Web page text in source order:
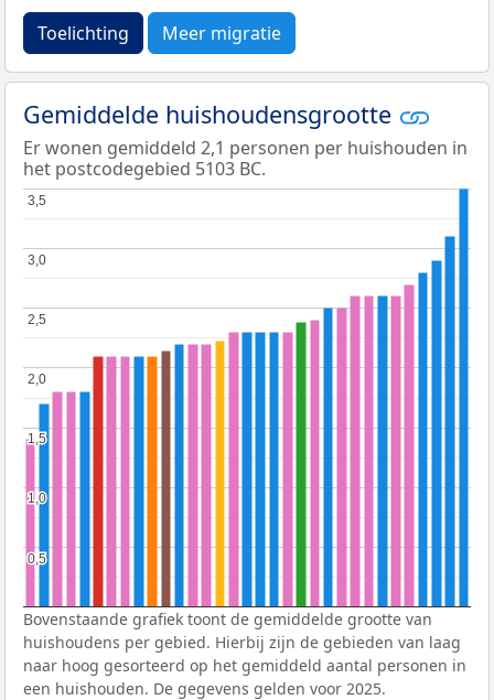
Toelichting Meer migratie
Gemiddelde huishoudensgrootte
Er wonen gemiddeld 2,1 personen per huishouden in
het postcodegebied 5103 BC.
0,5
0,5
1,0
1,0
1,5
1,5
2,0
2,0
2,5
2,5
3,0
3,0
3,5
3,5
Bovenstaande grafiek toont de gemiddelde grootte van
huishoudens per gebied. Hierbij zijn de gebieden van laag
naar hoog gesorteerd op het gemiddeld aantal personen in
een huishouden. De gegevens gelden voor 2025.